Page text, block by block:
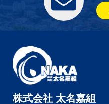
株式会社 太名嘉組